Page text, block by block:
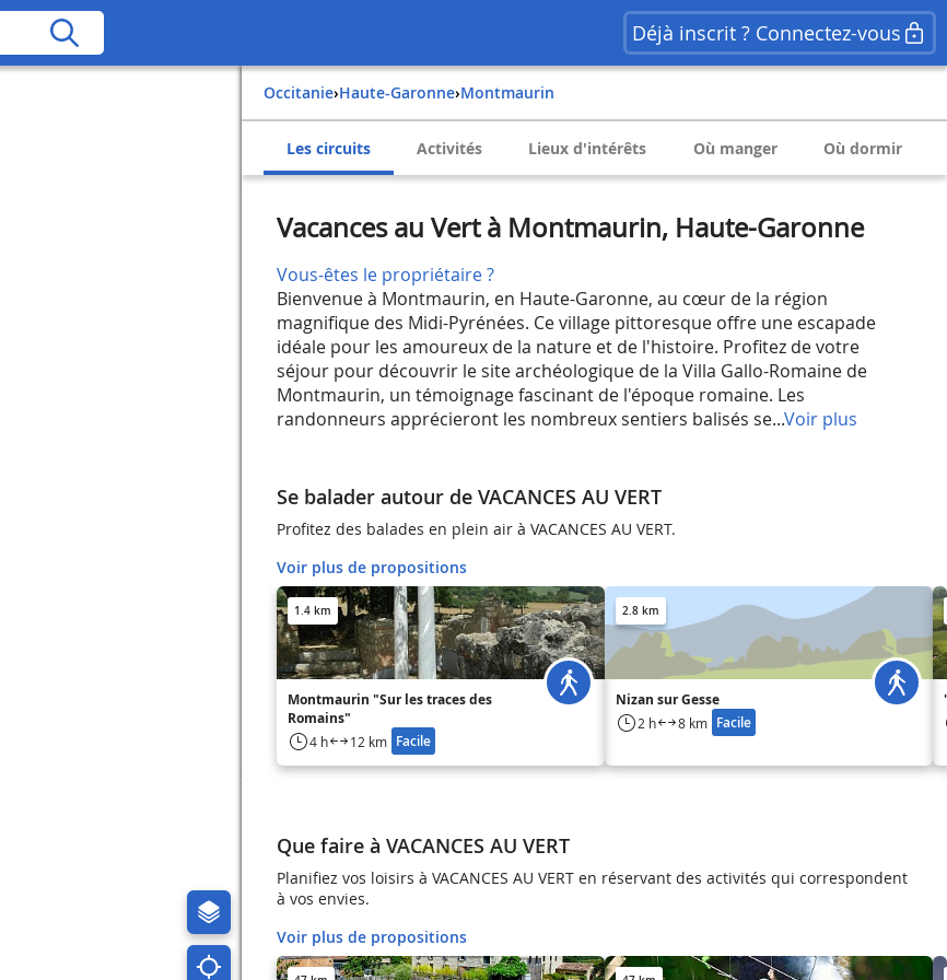
Déjà inscrit ? Connectez-vous
Occitanie› Haute-Garonne› Montmaurin
Les circuits Activités Lieux d'intérêts Où manger Où dormir
Vacances au Vert à Montmaurin, Haute-Garonne
Vous-êtes le propriétaire ?
Bienvenue à Montmaurin, en Haute-Garonne, au cœur de la région
magnifique des Midi-Pyrénées. Ce village pittoresque offre une escapade
idéale pour les amoureux de la nature et de l'histoire. Profitez de votre
séjour pour découvrir le site archéologique de la Villa Gallo-Romaine de
Montmaurin, un témoignage fascinant de l'époque romaine. Les
randonneurs apprécieront les nombreux sentiers balisés se...Voir plus
Se balader autour de VACANCES AU VERT
Profitez des balades en plein air à VACANCES AU VERT.
Voir plus de propositions
1.4 km
Montmaurin "Sur les traces des
Romains"
4 h 12 km Facile
2.8 km
Nizan sur Gesse
2 h 8 km Facile
Que faire à VACANCES AU VERT
Planifiez vos loisirs à VACANCES AU VERT en réservant des activités qui correspondent
à vos envies.
Voir plus de propositions